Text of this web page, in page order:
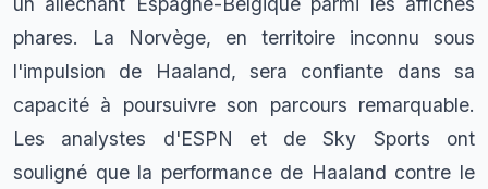
phares. La Norvège, en territoire inconnu sous
l'impulsion de Haaland, sera confiante dans sa
capacité à poursuivre son parcours remarquable.
Les analystes d'ESPN et de Sky Sports ont
souligné que la performance de Haaland contre le